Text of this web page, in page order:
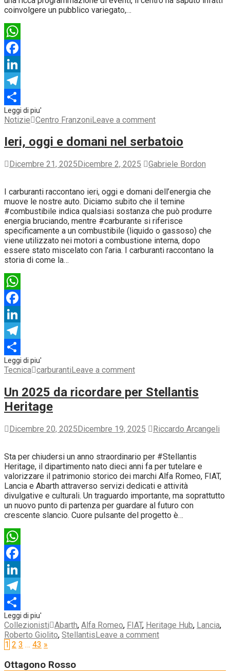
coinvolgere un pubblico variegato,…
WhatsApp
Facebook
LinkedIn
Telegram
Condividi
Notizie Centro FranzoniLeave a comment
Ieri, oggi e domani nel serbatoio
Dicembre 21, 2025 Dicembre 2, 2025 Gabriele Bordon
I carburanti raccontano ieri, oggi e domani dell’energia che
muove le nostre auto. Diciamo subito che il temine
#combustibile indica qualsiasi sostanza che può produrre
energia bruciando, mentre #carburante si riferisce
specificamente a un combustibile (liquido o gassoso) che
viene utilizzato nei motori a combustione interna, dopo
essere stato miscelato con l’aria. I carburanti raccontano la
storia di come la…
WhatsApp
Facebook
LinkedIn
Telegram
Condividi
Tecnica carburanti Leave a comment
Un 2025 da ricordare per Stellantis
Heritage
Dicembre 20, 2025 Dicembre 19, 2025 Riccardo Arcangeli
Sta per chiudersi un anno straordinario per #Stellantis
Heritage, il dipartimento nato dieci anni fa per tutelare e
valorizzare il patrimonio storico dei marchi Alfa Romeo, FIAT,
Lancia e Abarth attraverso servizi dedicati e attività
divulgative e culturali. Un traguardo importante, ma soprattutto
un nuovo punto di partenza per guardare al futuro con
crescente slancio. Cuore pulsante del progetto è…
WhatsApp
Facebook
LinkedIn
Telegram
Condividi
Collezionisti Abarth, Alfa Romeo, FIAT, Heritage Hub, Lancia,
Roberto Giolito, Stellantis Leave a comment
1 2 3 … 43 »
Ottagono Rosso